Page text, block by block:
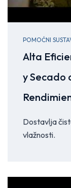
POMOĆNI
Alta
y Secado
Dostavlja
vlažnosti.